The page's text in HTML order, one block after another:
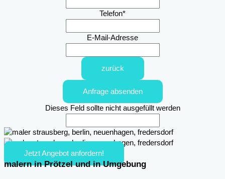
Telefon*
E-Mail-Adresse
zurück
Anfrage absenden
Dieses Feld sollte nicht ausgefüllt werden
Jetzt Angebot anfordern!
malern in Prötzel und in Umgebung